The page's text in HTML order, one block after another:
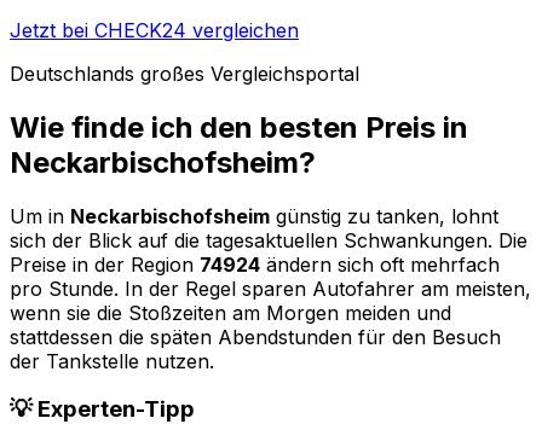
Jetzt bei CHECK24 vergleichen
Deutschlands großes Vergleichsportal
Wie finde ich den besten Preis in
Neckarbischofsheim?
Um in Neckarbischofsheim günstig zu tanken, lohnt
sich der Blick auf die tagesaktuellen Schwankungen. Die
Preise in der Region 74924 ändern sich oft mehrfach
pro Stunde. In der Regel sparen Autofahrer am meisten,
wenn sie die Stoßzeiten am Morgen meiden und
stattdessen die späten Abendstunden für den Besuch
der Tankstelle nutzen.
💡 Experten-Tipp